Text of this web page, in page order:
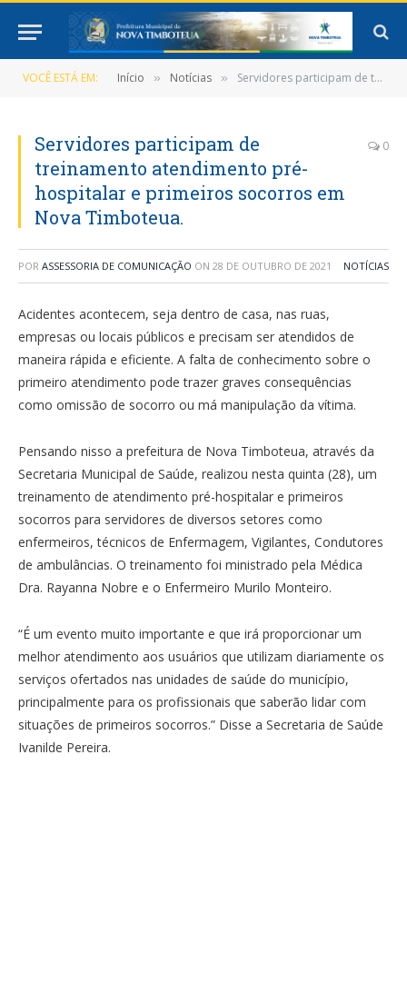
VOCÊ ESTÁ EM: Início » Notícias » Servidores participam de treinamento atendimento pré-hospitalar e primeiros socorros em Nova Timboteua.
Servidores participam de
treinamento atendimento pré-
hospitalar e primeiros socorros em
Nova Timboteua.
0
POR ASSESSORIA DE COMUNICAÇÃO ON 28 DE OUTUBRO DE 2021 NOTÍCIAS
Acidentes acontecem, seja dentro de casa, nas ruas,
empresas ou locais públicos e precisam ser atendidos de
maneira rápida e eficiente. A falta de conhecimento sobre o
primeiro atendimento pode trazer graves consequências
como omissão de socorro ou má manipulação da vítima.
Pensando nisso a prefeitura de Nova Timboteua, através da
Secretaria Municipal de Saúde, realizou nesta quinta (28), um
treinamento de atendimento pré-hospitalar e primeiros
socorros para servidores de diversos setores como
enfermeiros, técnicos de Enfermagem, Vigilantes, Condutores
de ambulâncias. O treinamento foi ministrado pela Médica
Dra. Rayanna Nobre e o Enfermeiro Murilo Monteiro.
“É um evento muito importante e que irá proporcionar um
melhor atendimento aos usuários que utilizam diariamente os
serviços ofertados nas unidades de saúde do município,
principalmente para os profissionais que saberão lidar com
situações de primeiros socorros.” Disse a Secretaria de Saúde
Ivanilde Pereira.